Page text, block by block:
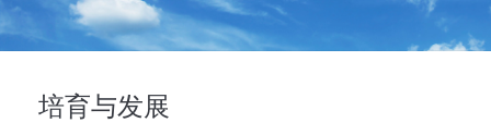
投资人关系
网站地图
培育与发展